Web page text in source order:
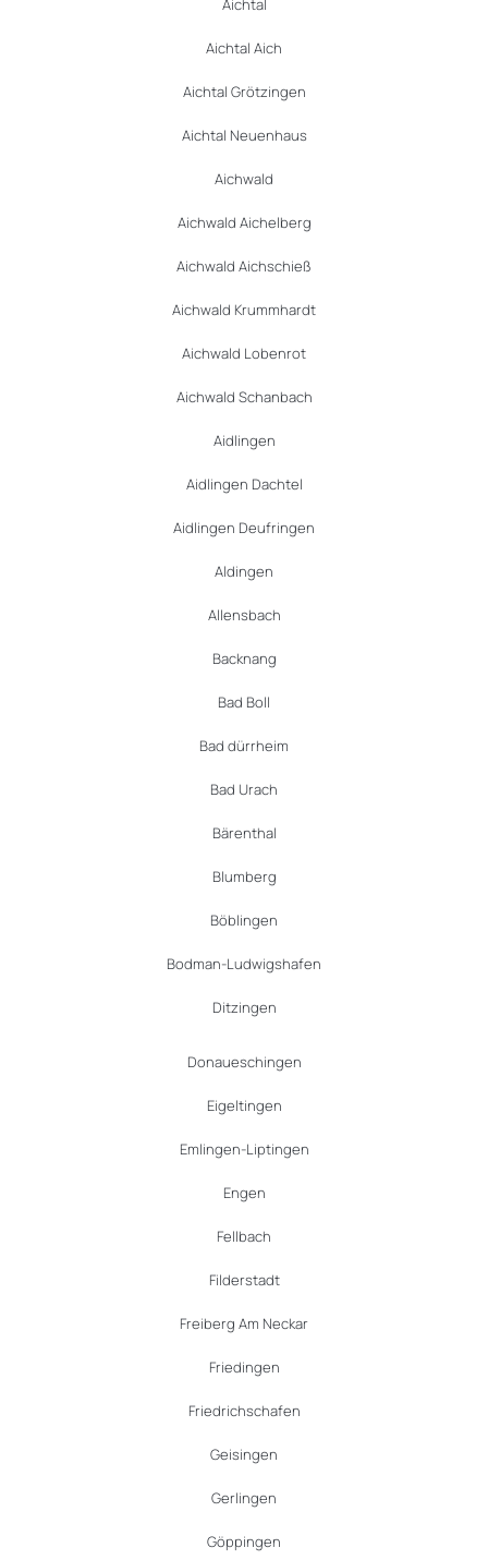
Aichtal Aich
Aichtal Grötzingen
Aichtal Neuenhaus
Aichwald
Aichwald Aichelberg
Aichwald Aichschieß
Aichwald Krummhardt
Aichwald Lobenrot
Aichwald Schanbach
Aidlingen
Aidlingen Dachtel
Aidlingen Deufringen
Aldingen
Allensbach
Backnang
Bad Boll
Bad dürrheim
Bad Urach
Bärenthal
Blumberg
Böblingen
Bodman-Ludwigshafen
Ditzingen
Donaueschingen
Eigeltingen
Emlingen-Liptingen
Engen
Fellbach
Filderstadt
Freiberg Am Neckar
Friedingen
Friedrichschafen
Geisingen
Gerlingen
Göppingen